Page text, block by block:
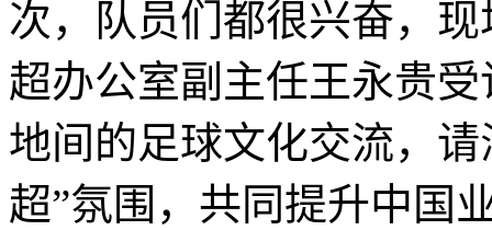
次，队员们都很兴奋，
超办公室副主任王永贵
地间的足球文化交流，
超”氛围，共同提升中国